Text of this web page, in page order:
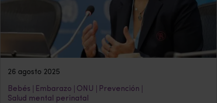
26 agosto 2025
Bebés Embarazo ONU
Prevención
Salud mental perinatal